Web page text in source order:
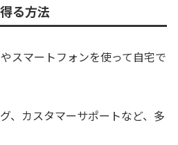
る方法
スマートフォンを使って自宅で
、カスタマーサポートなど、多